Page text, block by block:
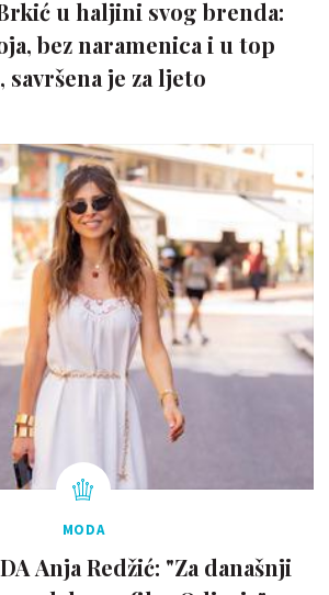
u haljini svog brenda:
bez naramenica i u top
savršena je za ljeto
MODA
Anja Redžić: "Za današnji